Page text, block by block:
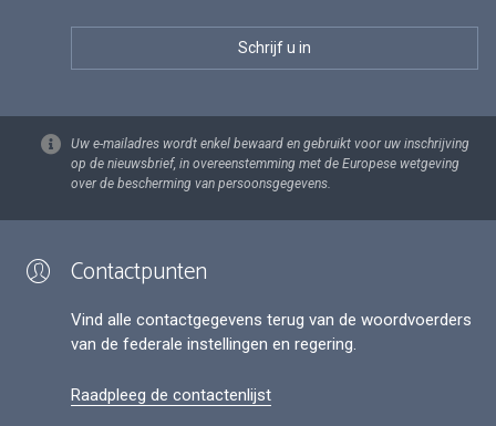
Uw e-mailadres wordt enkel bewaard en gebruikt voor uw inschrijving
op de nieuwsbrief, in overeenstemming met de Europese wetgeving
over de bescherming van persoonsgegevens.
Contactpunten
Vind alle contactgegevens terug van de woordvoerders
van de federale instellingen en regering.
Raadpleeg de contactenlijst